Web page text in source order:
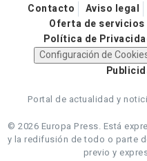
Contacto Aviso legal
Oferta de servicios
Política de
Configuración de
Portal de actualidad y
© 2026 Europa Press. Está
y la redifusión de todo o parte
previo y